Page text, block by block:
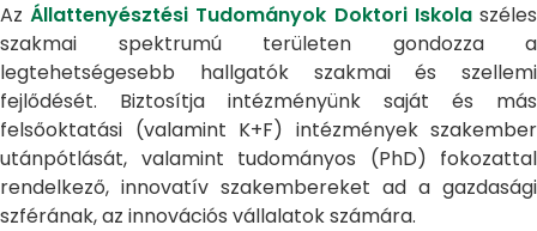
AzÁllattenyésztési Tudományok Doktori Iskolaszéles
szakmai spektrumú területen gondozza a
legtehetségesebb hallgatók szakmai és szellemi
fejlődését. Biztosítja intézményünk saját és más
felsőoktatási (valamint K+F) intézmények szakember
utánpótlását, valamint tudományos (PhD) fokozattal
rendelkező, innovatív szakembereket ad a gazdasági
szférának, az innovációs vállalatok számára.